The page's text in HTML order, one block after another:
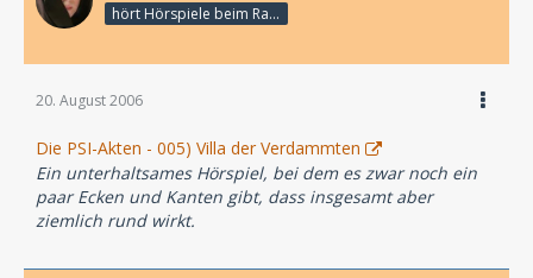
hört Hörspiele beim Rasenmähen
20. August 2006
Die PSI-Akten - 005) Villa der Verdammten
Ein unterhaltsames Hörspiel, bei dem es zwar noch ein
paar Ecken und Kanten gibt, dass insgesamt aber
ziemlich rund wirkt.